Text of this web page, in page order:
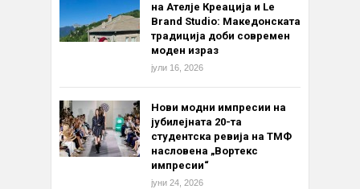
на Ателје Креација и Le
Brand Studio: Македонската
традиција доби современ
моден израз
јули 16, 2026
Нови модни импресии на
јубилејната 20-та
студентска ревија на ТМФ
насловена „Вортекс
импресии“
јуни 24, 2026